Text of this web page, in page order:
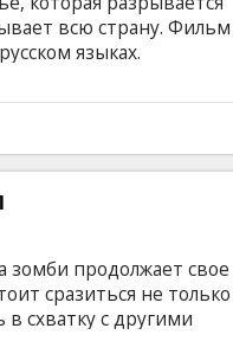
всю страну. Фильм
языках.
зомби продолжает свое
сразиться не только
схватку с другими